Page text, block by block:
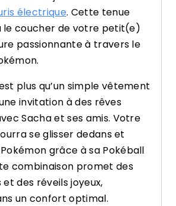
électrique. Cette tenue
coucher de votre petit(e)
passionnante à travers le
plus qu’un simple vêtement
invitation à des rêves
Sacha et ses amis. Votre
se glisser dedans et
grâce à sa Pokéball
combinaison promet des
des réveils joyeux,
un confort optimal.